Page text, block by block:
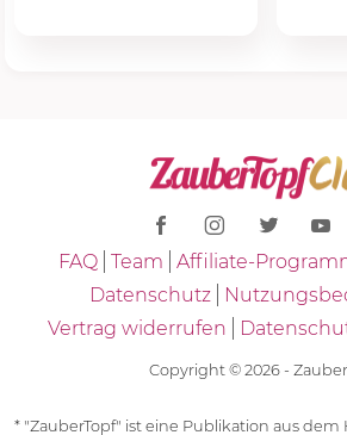
FAQ Team Affiliate-
Datenschutz
Vertrag widerrufen
Copyright © 2026 -
* "ZauberTopf" ist eine Publikation aus dem